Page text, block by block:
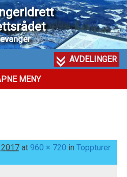
AVDELINGER
MENY
at 960 × 720 in Toppturer